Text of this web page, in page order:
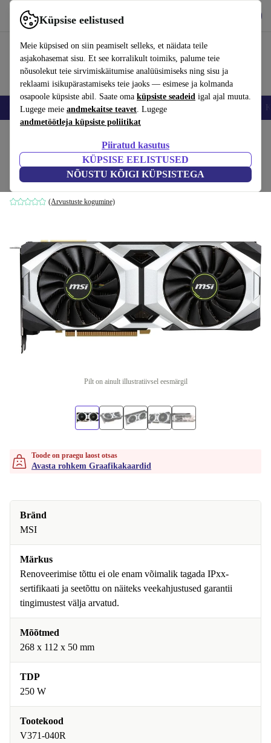
Küpsise eelistused
Meie küpsised on siin peamiselt selleks, et näidata teile
asjakohasemat sisu. Et see korralikult toimiks, palume teie
nõusolekut teie sirvimiskäitumise analüüsimiseks ning sisu ja
reklaami isikupärastamiseks teie jaoks — esimese ja kolmanda
osapoole küpsiste abil. Saate oma küpsiste seadeid igal ajal muuta.
Lugege meie andmekaitse teavet. Lugege
andmetöötleja küpsiste poliitikat
Piiratud kasutus
KÜPSISE EELISTUSED
NÕUSTU KÕIGI KÜPSISTEGA
Kasuta rakendust refurbed kiirelt ja lihtsalt
Nutitelefoni Sülearvutid Tahvelarvutid Nutikellad
MSI GeForce RTX 2080 Ti Ventus 11G
11 GB GDDR6
(Arvustuste kogumine)
Pilt on ainult illustratiivsel eesmärgil
Toode on praegu laost otsas
Avasta rohkem Graafikakaardid
Bränd
MSI
Märkus
Renoveerimise tõttu ei ole enam võimalik tagada IPxx-
sertifikaati ja seetõttu on näiteks veekahjustused garantii
tingimustest välja arvatud.
Mõõtmed
268 x 112 x 50 mm
TDP
250 W
Tootekood
V371-040R